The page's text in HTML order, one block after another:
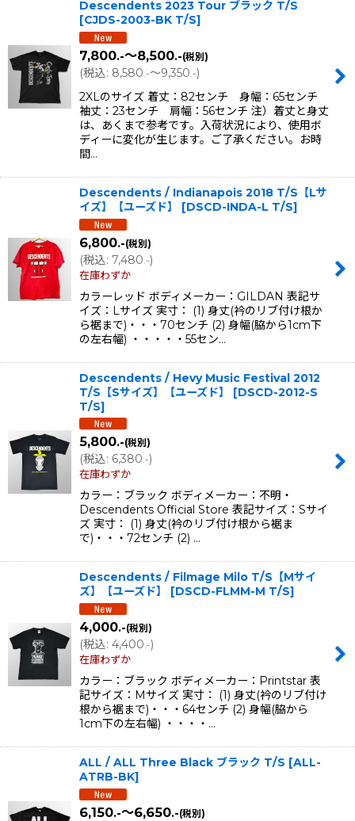
Descendents 2023 Tour ブラック T/S
[CJDS-2003-BK T/S]
7,800.-～8,500.-(税別)
(税込: 8,580 .-～9,350 .-)
2XLのサイズ 着丈：82センチ 身幅：65センチ
袖丈：23センチ 肩幅：56センチ 注）着丈と身丈
は、あくまで参考です。入荷状況により、使用ボ
ディーに変化が生じます。ご了承ください。お時
間…
Descendents / Indianapois 2018 T/S【Lサ
イズ】【ユーズド】
[DSCD-INDA-L T/S]
6,800.-(税別)
(税込: 7,480 .-)
在庫わずか
カラーレッド ボディメーカー：GILDAN 表記サ
イズ：Lサイズ 実寸： (1) 身丈(衿のリブ付け根か
ら裾まで)・・・70センチ (2) 身幅(脇から1cm下
の左右幅) ・・・・・55セン…
Descendents / Hevy Music Festival 2012
T/S【Sサイズ】【ユーズド】
[DSCD-2012-S
T/S]
5,800.-(税別)
(税込: 6,380.-)
在庫わずか
カラー：ブラック ボディメーカー：不明・
Descendents Official Store 表記サイズ：Sサイ
ズ 実寸： (1) 身丈(衿のリブ付け根から裾ま
で)・・・72センチ (2) …
Descendents / Filmage Milo T/S【Mサイ
ズ】【ユーズド】
[DSCD-FLMM-M T/S]
4,000.-(税別)
(税込: 4,400.-)
在庫わずか
カラー：ブラック ボディメーカー：Printstar 表
記サイズ：Mサイズ 実寸： (1) 身丈(衿のリブ付け
根から裾まで)・・・64センチ (2) 身幅(脇から
1cm下の左右幅) ・・・・…
ALL / ALL Three Black ブラック T/S [ALL-
ATRB-BK]
6,150.-～6,650.-(税別)